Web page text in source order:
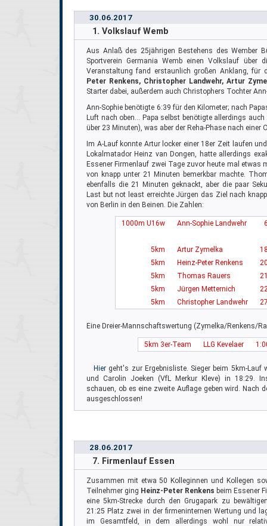
30.06.2017
1. Volkslauf Wemb
Aus Anlaß des 25jährigen Bestehens des Wember
Sportverein Germania Wemb einen Volkslauf über
Veranstaltung fand erstaunlich großen Anklang, für
Peter Renkens, Christopher Landwehr, Artur
Starter dabei, außerdem auch Christophers Tochter
Ann-Sophie benötigte 6:39 für den Kilometer; nach
Luft nach oben… Papa selbst benötigte allerdings
über 23 Minuten), was aber der Reha-Phase nach einer
Im A-Lauf konnte Artur locker einer 18er Zeit laufen
Lokalmatador Heinz van Dongen, hatte allerdings
Essener Firmenlauf zwei Tage zuvor heute mal
von knapp unter 21 Minuten bemerkbar machte.
ebenfalls die 21 Minuten geknackt, aber die paar
Last but not least erreichte Jürgen das Ziel nach
von Berlin in den Beinen. Die Zahlen:
1000m U16w Ann-Sophie Landwehr
5km Artur Zymelka
5km
Heinz-Peter Renkens
5km
Thomas Rauers
5km
Jürgen Metternich
5km
Christopher Landwehr
Eine Dreier-Mannschaftswertung (Zymelka/Renkens/
5km 3er-Team LLG Kevelaer
Hier geht's zur Ergebnisliste. Sieger beim 5km-
und Carolin Joeken (VfL Merkur Kleve) in 18:29.
schauen, ob es eine zweite Auflage geben wird.
ausgeschlossen!
28.06.2017
7. Firmenlauf Essen
Zusammen mit etwa 50 Kolleginnen und Kollegen
Teilnehmer ging Heinz-Peter Renkens beim Essener
eine 5km-Strecke durch den Grugapark zu
21:25 Platz zwei in der firmeninternen Wertung und
im Gesamtfeld, in dem allerdings wohl nur relativ